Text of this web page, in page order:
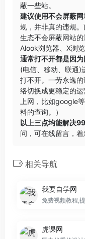
蔽一些站。
建议使用不会屏蔽网
规，并非真的违规
生态不会屏蔽网站
Alook浏览器
X浏
通常打不开都是因为
(电信、移动、联通)
打不开。一劳永逸
络切换成更稳定的
上网，比如google
料的查询。）
以上三点均能解决
问，可在线留言，
相关导航
我要自学网
虎课网